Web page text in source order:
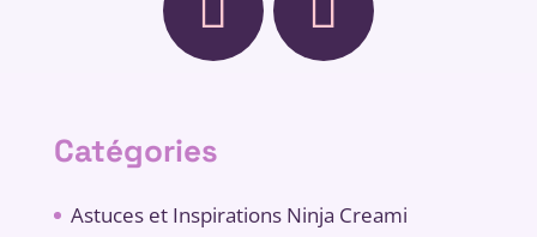
Catégories
Astuces et Inspirations Ninja Creami